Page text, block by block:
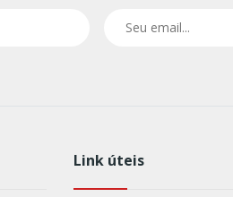
Link úteis